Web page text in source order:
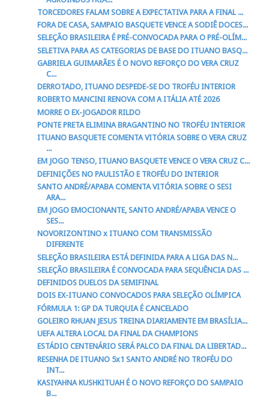
TORCEDORES FALAM SOBRE A EXPECTATIVA PARA A FINAL ...
FORA DE CASA, SAMPAIO BASQUETE VENCE A SODIÊ DOCES...
SELEÇÃO BRASILEIRA É PRÉ-CONVOCADA PARA O PRÉ-OLÍM...
SELETIVA PARA AS CATEGORIAS DE BASE DO ITUANO BASQ...
GABRIELA GUIMARÃES É O NOVO REFORÇO DO VERA CRUZ
C...
DERROTADO, ITUANO DESPEDE-SE DO TROFÉU INTERIOR
ROBERTO MANCINI RENOVA COM A ITÁLIA ATÉ 2026
MORRE O EX-JOGADOR RILDO
PONTE PRETA ELIMINA BRAGANTINO NO TROFÉU INTERIOR
ITUANO BASQUETE COMENTA VITÓRIA SOBRE O VERA CRUZ
...
EM JOGO TENSO, ITUANO BASQUETE VENCE O VERA CRUZ C...
DEFINIÇÕES NO PAULISTÃO E TROFÉU DO INTERIOR
SANTO ANDRÉ/APABA COMENTA VITÓRIA SOBRE O SESI
ARA...
EM JOGO EMOCIONANTE, SANTO ANDRÉ/APABA VENCE O
SES...
NOVORIZONTINO x ITUANO COM TRANSMISSÃO
DIFERENTE
SELEÇÃO BRASILEIRA ESTÁ DEFINIDA PARA A LIGA DAS N...
SELEÇÃO BRASILEIRA É CONVOCADA PARA SEQUÊNCIA DAS ...
DEFINIDOS DUELOS DA SEMIFINAL
DOIS EX-ITUANO CONVOCADOS PARA SELEÇÃO OLÍMPICA
FÓRMULA 1: GP DA TURQUIA É CANCELADO
GOLEIRO RHUAN JESUS TREINA DIARIAMENTE EM BRASÍLIA...
UEFA ALTERA LOCAL DA FINAL DA CHAMPIONS
ESTÁDIO CENTENÁRIO SERÁ PALCO DA FINAL DA LIBERTAD...
RESENHA DE ITUANO 5x1 SANTO ANDRÉ NO TROFÉU DO
INT...
KASIYAHNA KUSHKITUAH É O NOVO REFORÇO DO SAMPAIO
B...